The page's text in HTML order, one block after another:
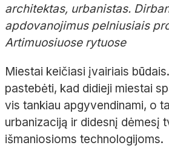
architektas, urbanistas.
apdovanojimus pelniusiais
Artimuosiuose rytuose
Miestai keičiasi įvairiais
pastebėti, kad didieji miestai
vis tankiau apgyvendinami, o
urbanizaciją ir didesnį dėmesį
išmaniosioms technologijoms.